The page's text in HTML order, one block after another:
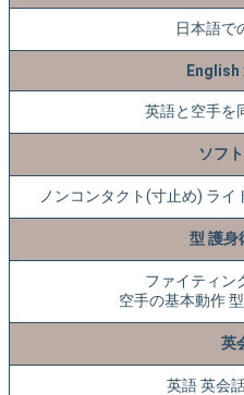
日本語で
English
英語と空手を
ソフ
ノンコンタクト(寸止め) ラ
型 護身
ファイティン
空手の基本動作
英
英語 英会